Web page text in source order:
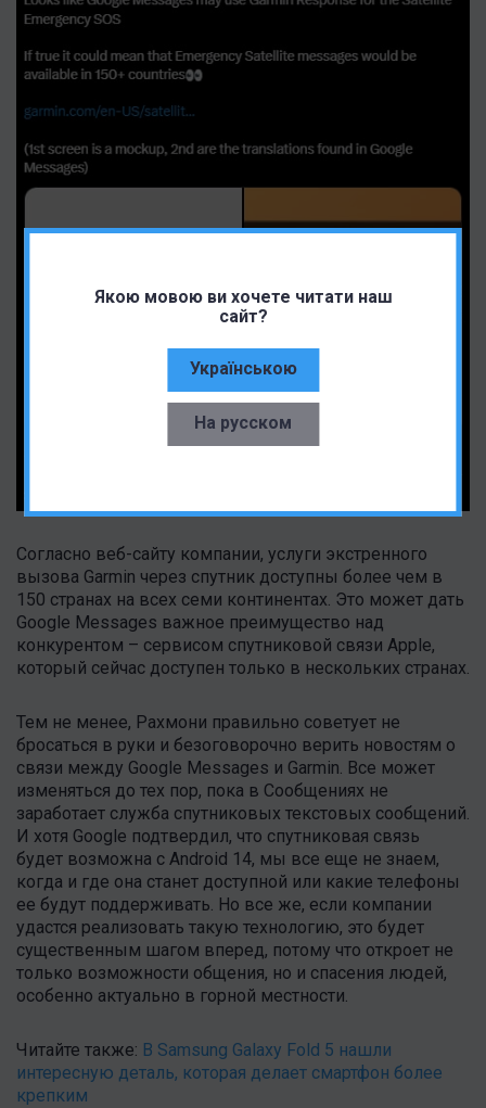
Якою мовою ви хочете читати наш
сайт?
Українською
На русском
Согласно веб-сайту компании, услуги экстренного
вызова Garmin через спутник доступны более чем в
150 странах на всех семи континентах. Это может дать
Google Messages важное преимущество над
конкурентом – сервисом спутниковой связи Apple,
который сейчас доступен только в нескольких странах.
Тем не менее, Рахмони правильно советует не
бросаться в руки и безоговорочно верить новостям о
связи между Google Messages и Garmin. Все может
изменяться до тех пор, пока в Сообщениях не
заработает служба спутниковых текстовых сообщений.
И хотя Google подтвердил, что спутниковая связь
будет возможна с Android 14, мы все еще не знаем,
когда и где она станет доступной или какие телефоны
ее будут поддерживать. Но все же, если компании
удастся реализовать такую ​​технологию, это будет
существенным шагом вперед, потому что откроет не
только возможности общения, но и спасения людей,
особенно актуально в горной местности.
Читайте также: В Samsung Galaxy Fold 5 нашли
интересную деталь, которая делает смартфон более
крепким